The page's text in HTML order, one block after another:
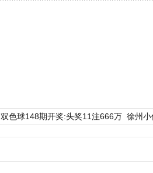
双色球148期开奖:头奖11注666万 徐州